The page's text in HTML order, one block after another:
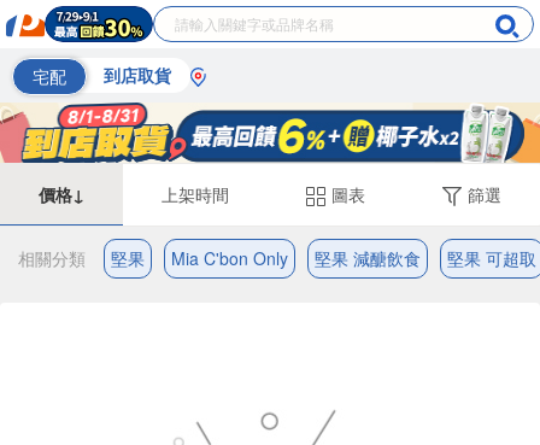
宅配 到店取貨
價格↓ 上架時間 圖表 篩選
相關分類 堅果 Mia C'bon Only 堅果 減醣飲食 堅果 可超取